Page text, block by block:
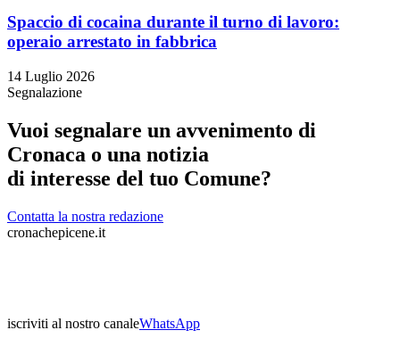
Spaccio di cocaina durante il turno di lavoro:
operaio arrestato in fabbrica
14 Luglio 2026
Segnalazione
Vuoi segnalare un avvenimento di
Cronaca o una notizia
di interesse del tuo Comune?
Contatta la nostra redazione
cronachepicene.it
iscriviti al nostro canaleWhatsApp